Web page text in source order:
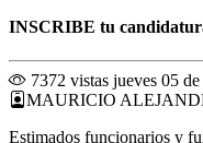
INSCRIBE tu
7372 vistas jueves 05
MAURICIO
Estimados funcionarios y